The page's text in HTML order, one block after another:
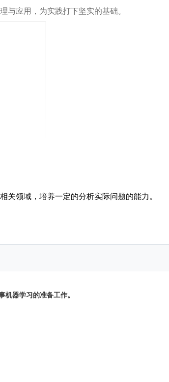
与应用，为实践打下坚实的基础。
用，并使用主流的机器学习开源平台实现深度
算法也有一定的难度。深度学习的应用也需要
分析研究和项目实践，深入浅出，学生在可以
检验和巩固学员对基本知识的理解。
关领域，培养一定的分析实际问题的能力。
器学习的准备工作。